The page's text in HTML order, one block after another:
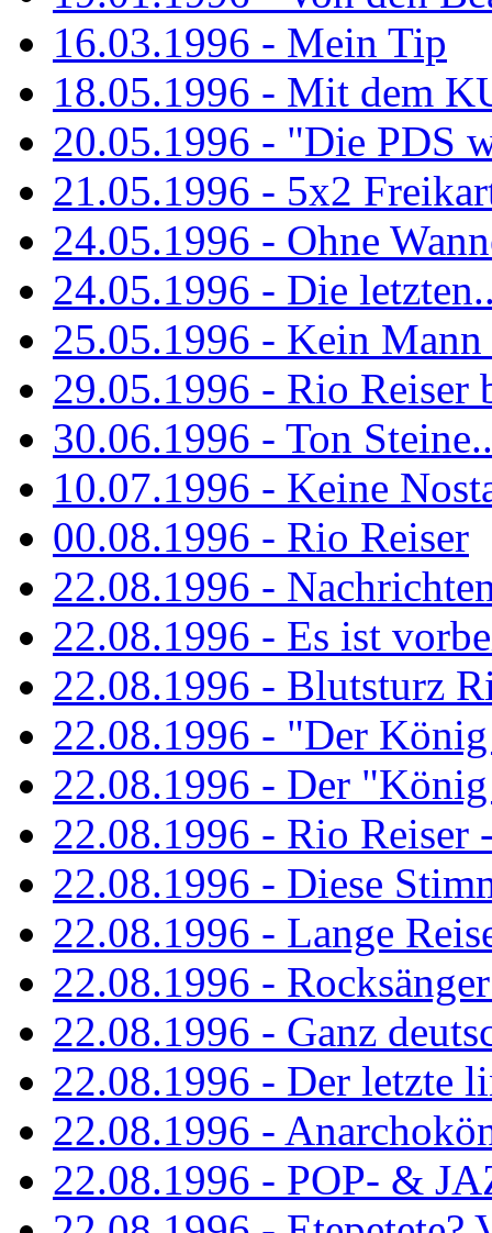
16.03.1996 - Mein Tip
18.05.1996 - Mit dem
20.05.1996 - "Die PDS
21.05.1996 - 5x2
24.05.1996 - Ohne
24.05.1996 - Die
25.05.1996 - Kein
29.05.1996 - Rio Reiser
30.06.1996 - Ton
10.07.1996 - Keine
00.08.1996 - Rio Reiser
22.08.1996 -
22.08.1996 - Es ist
22.08.1996 - Blutsturz
22.08.1996 - "Der
22.08.1996 - Der
22.08.1996 - Rio Reiser
22.08.1996 - Diese
22.08.1996 - Lange
22.08.1996 -
22.08.1996 - Ganz
22.08.1996 - Der letzte
22.08.1996 -
22.08.1996 - POP- &